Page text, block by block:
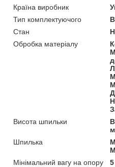
Країна виробник
Тип комплектуючого
Стан
Обробка матеріалу
Висота шпильки
Шпилька
Мінімальний вагу на опору
5